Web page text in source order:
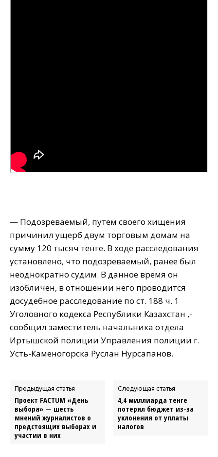
— Подозреваемый, путем своего хищения
причинил ущерб двум торговым домам на
сумму 120 тысяч тенге. В ходе расследования
установлено, что подозреваемый, ранее был
неоднократно судим. В данное время он
изобличен, в отношении него проводится
досудебное расследование по ст. 188 ч. 1
Уголовного кодекса Республики Казахстан ,-
сообщил заместитель начальника отдела
Иртышской полиции Управления полиции г.
Усть-Каменогорска Руслан Нурсапанов.
Предыдущая статья
Проект FACTUM «День
выбора» — шесть
мнений журналистов о
предстоящих выборах и
участии в них
Следующая статья
4,4 миллиарда тенге
потерял бюджет из-за
уклонения от уплаты
налогов